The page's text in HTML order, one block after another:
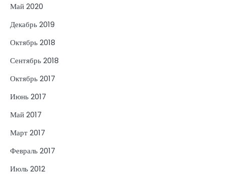
Май 2020
Декабрь 2019
Октябрь 2018
Сентябрь 2018
Октябрь 2017
Июнь 2017
Май 2017
Март 2017
Февраль 2017
Июль 2012